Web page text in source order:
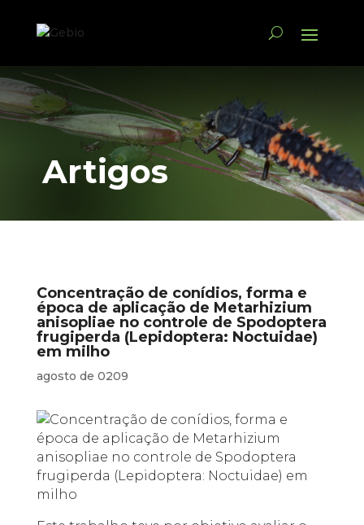
Artigos
Concentração de conídios, forma e
época de aplicação de Metarhizium
anisopliae no controle de Spodoptera
frugiperda (Lepidoptera: Noctuidae)
em milho
agosto de 0209